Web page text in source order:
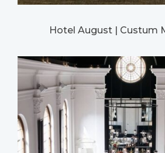
Hotel August | Custum